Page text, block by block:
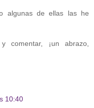
algunas de ellas las he
¡un abrazo,
10:40